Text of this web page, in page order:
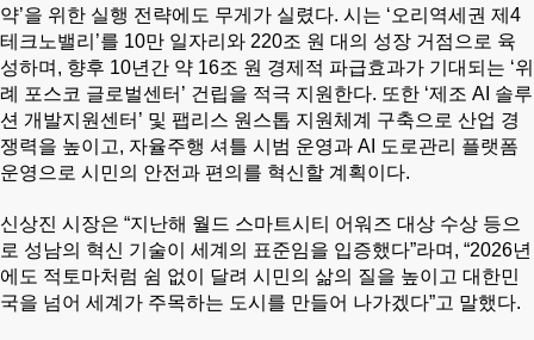
약’을 위한 실행 전략에도 무게가 실렸다. 시는 ‘오리역세권 제4
테크노밸리’를 10만 일자리와 220조 원 대의 성장 거점으로 육
성하며, 향후 10년간 약 16조 원 경제적 파급효과가 기대되는 ‘위
례 포스코 글로벌센터’ 건립을 적극 지원한다. 또한 ‘제조 AI 솔루
션 개발지원센터’ 및 팹리스 원스톱 지원체계 구축으로 산업 경
쟁력을 높이고, 자율주행 셔틀 시범 운영과 AI 도로관리 플랫폼
운영으로 시민의 안전과 편의를 혁신할 계획이다.
신상진 시장은 “지난해 월드 스마트시티 어워즈 대상 수상 등으
로 성남의 혁신 기술이 세계의 표준임을 입증했다”라며, “2026년
에도 적토마처럼 쉼 없이 달려 시민의 삶의 질을 높이고 대한민
국을 넘어 세계가 주목하는 도시를 만들어 나가겠다”고 말했다.